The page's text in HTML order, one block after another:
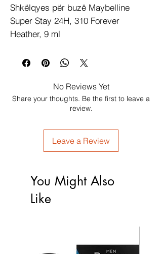
Shkëlqyes për buzë Maybelline
Super Stay 24H, 310 Forever
Heather, 9 ml
No Reviews Yet
Share your thoughts. Be the first to leave a
review.
Leave a Review
You Might Also
Like